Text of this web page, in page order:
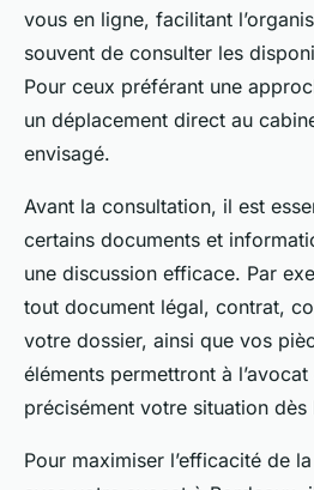
vous en ligne, facilitant
souvent de consulter les
Pour ceux préférant une
un déplacement direct au
envisagé.
Avant la consultation, il est
certains documents et
une discussion efficace. Par
tout document légal, contrat,
votre dossier, ainsi que vos
éléments permettront à
précisément votre situation
Pour maximiser l’efficacité de